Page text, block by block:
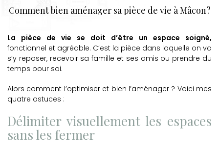
Comment bien aménager sa pièce de vie à Mâcon?
La pièce de vie se doit d’être un espace soigné,
fonctionnel et agréable. C’est la pièce dans laquelle on va
s’y reposer, recevoir sa famille et ses amis ou prendre du
temps pour soi.
Alors comment l’optimiser et bien l’aménager ? Voici mes
quatre astuces :
Délimiter visuellement les espaces
sans les fermer